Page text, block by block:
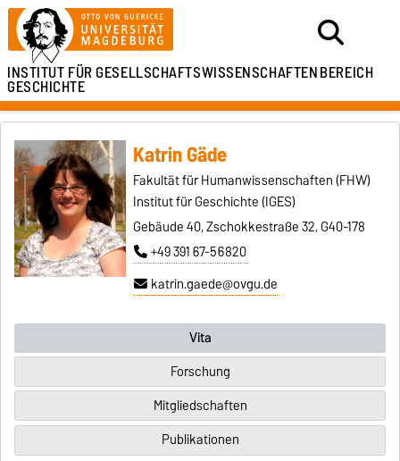
INSTITUT FÜRGESELLSCHAFTSWISSENSCHAFTENBEREICH
GESCHICHTE
Katrin Gäde
Fakultät für Humanwissenschaften (FHW)
Institut für Geschichte (IGES)
Gebäude 40, Zschokkestraße 32, G40-178
+49 391 67-56820
katrin.gaede@ovgu.de
Vita
Forschung
Mitgliedschaften
Publikationen